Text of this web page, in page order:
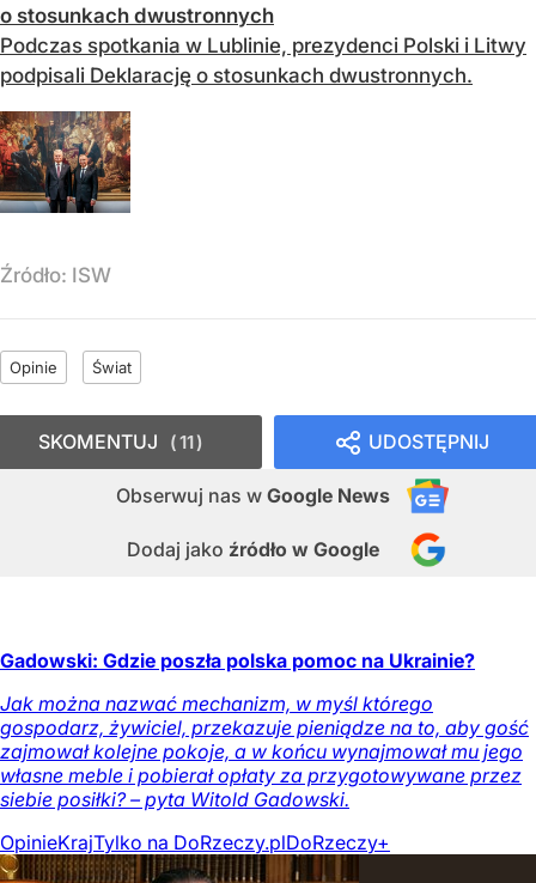
o stosunkach dwustronnych
Podczas spotkania w Lublinie, prezydenci Polski i Litwy
podpisali Deklarację o stosunkach dwustronnych.
Źródło: ISW
Opinie Świat
UDOSTĘPNIJ
Obserwuj nas w Google News
Dodaj jako źródło w Google
SKOMENTUJ 11
Gadowski: Gdzie poszła polska pomoc na Ukrainie?
Jak można nazwać mechanizm, w myśl którego
gospodarz, żywiciel, przekazuje pieniądze na to, aby gość
zajmował kolejne pokoje, a w końcu wynajmował mu jego
własne meble i pobierał opłaty za przygotowywane przez
siebie posiłki? – pyta Witold Gadowski.
OpinieKrajTylko na DoRzeczy.plDoRzeczy+